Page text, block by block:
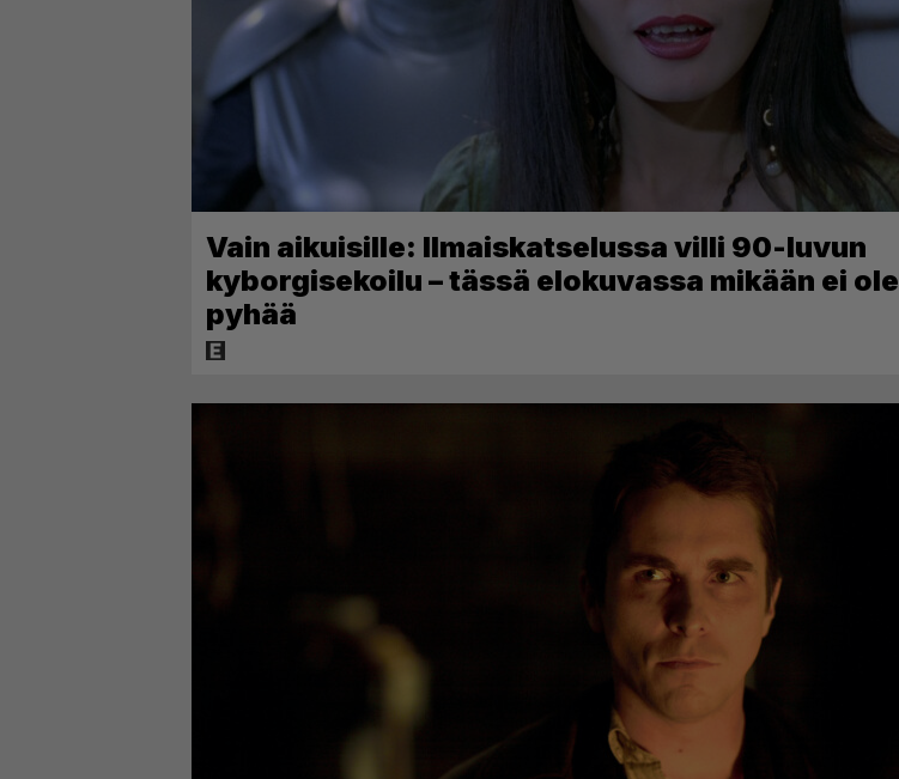
Vain aikuisille: Ilmaiskatselussa villi 90-luvun
kyborgisekoilu – tässä elokuvassa mikään ei ole
pyhää